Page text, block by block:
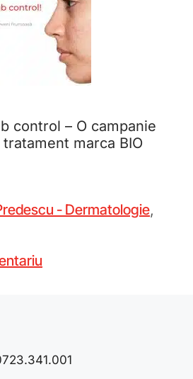
control – O campanie
marca BIO
- Dermatologie,